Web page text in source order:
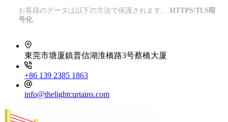
お客様のデータは以下の方法で保護されます。HTTPS/TLS暗
号化
東莞市塘厦鎮普信湖淮橋路3号蔡橋大厦
+86 139 2385 1863
info@thelightcurtains.com